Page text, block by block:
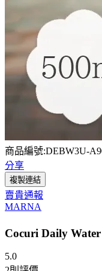
商品編號:DEBW3U-
分享
複製連結
賣貴通報
MARNA
Cocuri Daily
5.0